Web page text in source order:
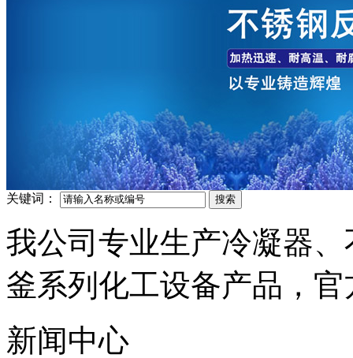
关键词：
我公司专业生产冷凝器
釜系列化工设备产品，
新闻中心